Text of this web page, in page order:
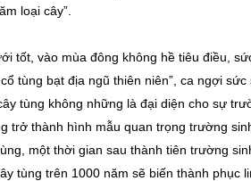
loại cây”.
tốt, vào mùa đông không hề tiêu điều,
tùng bạt địa ngũ thiên niên”, ca ngợi
tùng không những là đại diện cho sự
trở thành hình mẫu quan trọng trường
một thời gian sau thành tiên trường
tùng trên 1000 năm sẽ biến thành phục